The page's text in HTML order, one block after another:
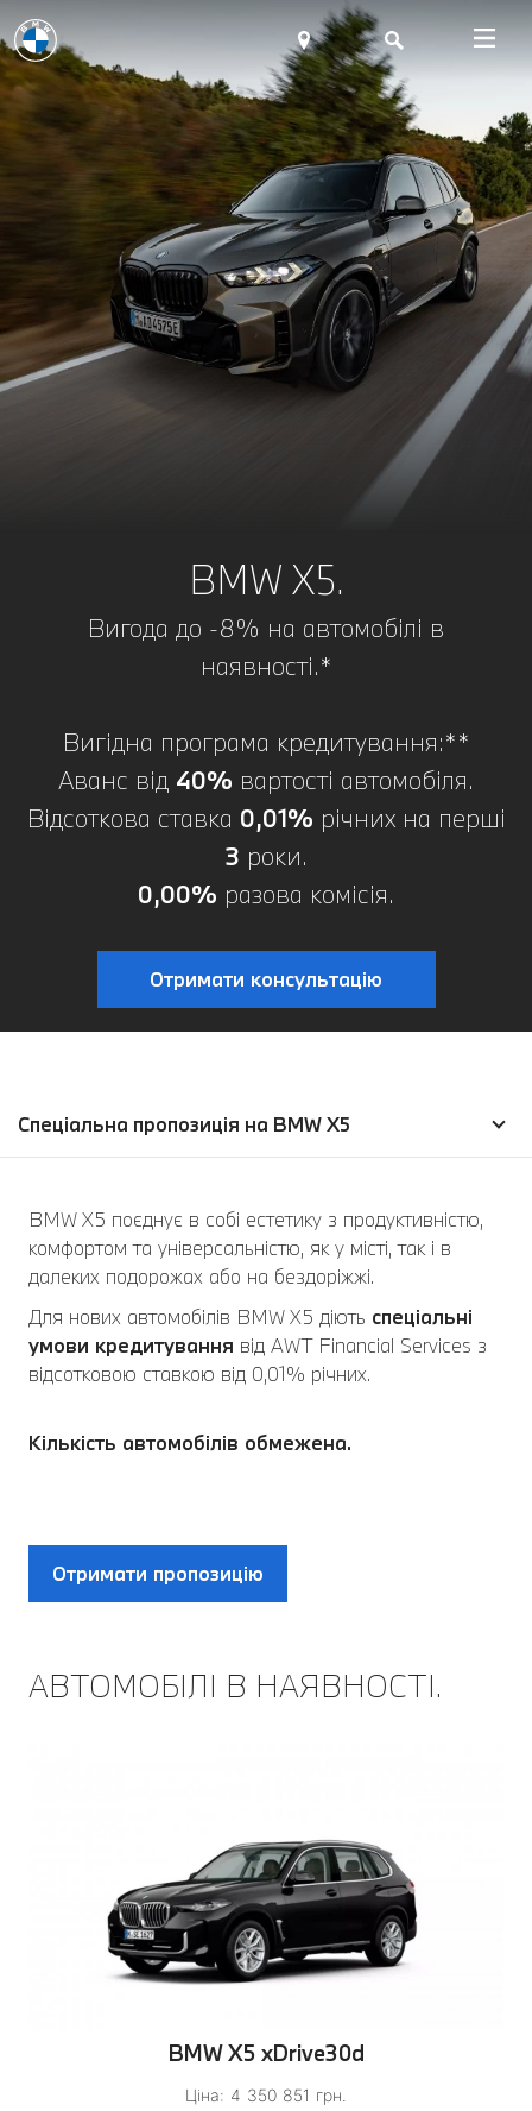
BMW X5.
Вигода до -8% на автомобілі в
наявності.*
Вигідна програма кредитування:**
Аванс від 40% вартості автомобіля.
Відсоткова ставка 0,01% річних на перші
3 роки.
0,00% разова комісія.
Отримати консультацію
Спеціальна пропозиція на BMW X5
BMW X5 поєднує в собі естетику з продуктивністю,
комфортом та універсальністю, як у місті, так і в
далеких подорожах або на бездоріжжі.
Для нових автомобілів BMW X5 діють спеціальні
умови кредитування від AWT Financial Services з
відсотковою ставкою від 0,01% річних.
Кількість автомобілів обмежена.
Отримати пропозицію
АВТОМОБІЛІ В НАЯВНОСТІ.
BMW X5 xDrive30d
Ціна: 4 350 851 грн.